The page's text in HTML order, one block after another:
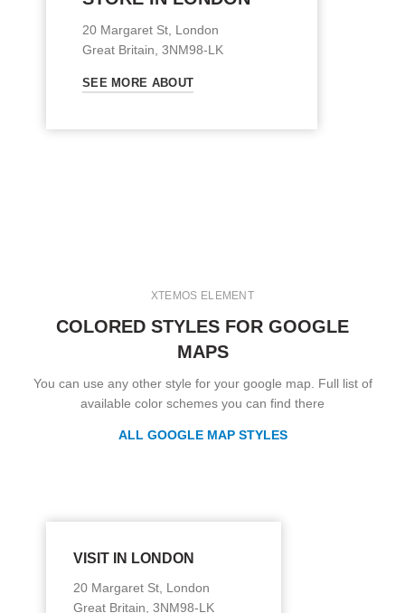
20 Margaret St, London
Great Britain, 3NM98-LK
SEE MORE ABOUT
XTEMOS ELEMENT
COLORED STYLES FOR GOOGLE
MAPS
You can use any other style for your google map. Full list of
available color schemes you can find there
ALL GOOGLE MAP STYLES
VISIT IN LONDON
20 Margaret St, London
Great Britain, 3NM98-LK